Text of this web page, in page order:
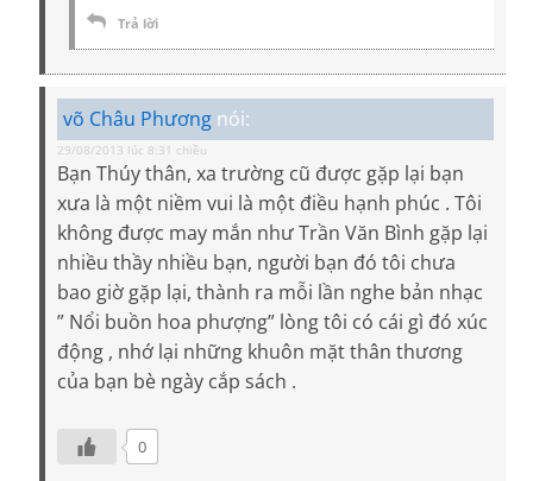
Trả lời
võ Châu Phương nói:
29/08/2013 lúc 8:31 chiều
Bạn Thúy thân, xa trường cũ được gặp lại bạn
xưa là một niềm vui là một điều hạnh phúc . Tôi
không được may mắn như Trần Văn Bình gặp lại
nhiều thầy nhiều bạn, người bạn đó tôi chưa
bao giờ gặp lại, thành ra mỗi lần nghe bản nhạc
” Nổi buồn hoa phượng” lòng tôi có cái gì đó xúc
động , nhớ lại những khuôn mặt thân thương
của bạn bè ngày cắp sách .
0